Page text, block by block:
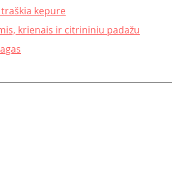
kepure
krienais ir citrininiu padažu